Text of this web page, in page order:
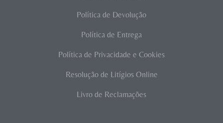
Política de Devolução
Política de Entrega
Política de Privacidade e Cookies
Resolução de Litígios Online
Livro de Reclamações